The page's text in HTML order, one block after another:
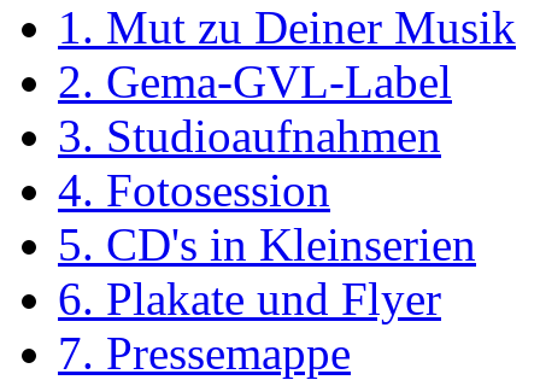
1. Mut zu Deiner Musik
2. Gema-GVL-Label
3. Studioaufnahmen
4. Fotosession
5. CD's in Kleinserien
6. Plakate und Flyer
7. Pressemappe